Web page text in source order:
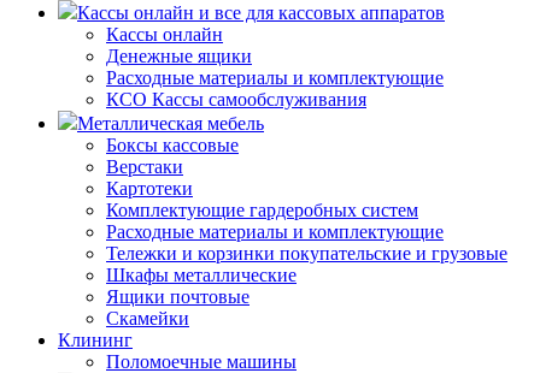
Кассы онлайн и все для кассовых аппаратов
Кассы онлайн
Денежные ящики
Расходные материалы и комплектующие
КСО Кассы самообслуживания
Металлическая мебель
Боксы кассовые
Верстаки
Картотеки
Комплектующие гардеробных систем
Расходные материалы и комплектующие
Тележки и корзинки покупательские и грузовые
Шкафы металлические
Ящики почтовые
Скамейки
Клининг
Поломоечные машины